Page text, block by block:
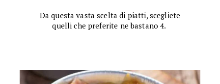
Da questa vasta scelta di piatti, scegliete
quelli che preferite ne bastano 4.